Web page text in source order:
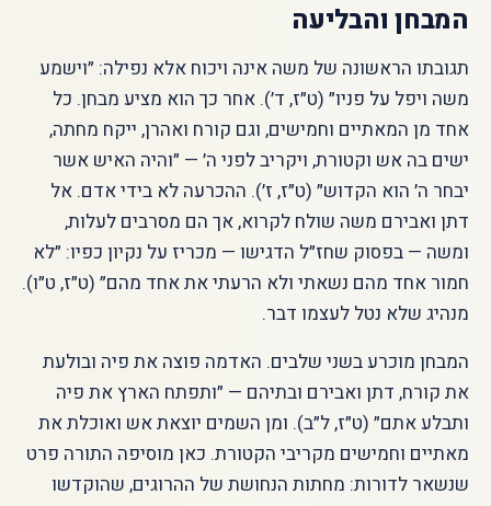
המבחן והבליעה
תגובתו הראשונה של משה אינה ויכוח אלא נפילה: ״וישמע
משה ויפל על פניו״ (ט״ז, ד׳). אחר כך הוא מציע מבחן. כל
אחד מן המאתיים וחמישים, וגם קורח ואהרן, ייקח מחתה,
ישים בה אש וקטורת, ויקריב לפני ה׳ — ״והיה האיש אשר
יבחר ה׳ הוא הקדוש״ (ט״ז, ז׳). ההכרעה לא בידי אדם. אל
דתן ואבירם משה שולח לקרוא, אך הם מסרבים לעלות,
ומשה — בפסוק שחז״ל הדגישו — מכריז על נקיון כפיו: ״לא
חמור אחד מהם נשאתי ולא הרעתי את אחד מהם״ (ט״ז, ט״ו).
מנהיג שלא נטל לעצמו דבר.
המבחן מוכרע בשני שלבים. האדמה פוצה את פיה ובולעת
את קורח, דתן ואבירם ובתיהם — ״ותפתח הארץ את פיה
ותבלע אתם״ (ט״ז, ל״ב). ומן השמים יוצאת אש ואוכלת את
מאתיים וחמישים מקריבי הקטורת. כאן מוסיפה התורה פרט
שנשאר לדורות: מחתות הנחושת של ההרוגים, שהוקדשו